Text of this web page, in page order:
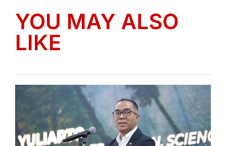
YOU MAY ALSO
LIKE